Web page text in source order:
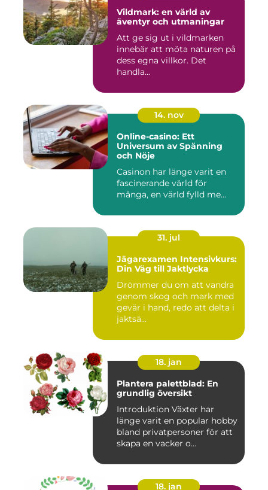
Vildmark: en värld av
äventyr och utmaningar
Att ge sig ut i vildmarken
innebär att möta naturen på
dess egna villkor. Det
handla...
14. nov
Online-casino: Ett
Universum av Spänning
och Nöje
Casinon har länge varit en
fascinerande värld för
många, en värld fylld me...
31. jul
Jägarexamen Intensivkurs:
Din Väg till Jaktlycka
Drömmer du om att vandra
genom skog och mark med
gevär i hand, redo att delta i
jaktsä...
18. jan
Plantera palettblad: En
grundlig översikt
Introduktion Växter har
länge varit en popular hobby
bland privatpersoner för att
skapa en vacker o...
18. jan